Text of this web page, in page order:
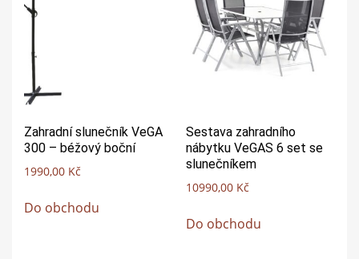
Zahradní slunečník VeGA
300 – béžový boční
1990,00 Kč
Do obchodu
Sestava zahradního
nábytku VeGAS 6 set se
slunečníkem
10990,00 Kč
Do obchodu